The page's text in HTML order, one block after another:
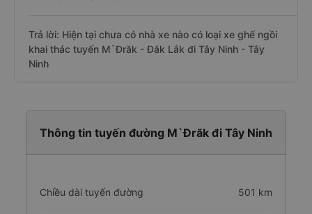
Trả lời: Hiện tại chưa có nhà xe nào có loại xe ghế ngồi
khai thác tuyến M`Đrăk - Đắk Lắk đi Tây Ninh - Tây
Ninh
Thông tin tuyến đường M`Đrăk đi Tây Ninh
Chiều dài tuyến đường 501 km